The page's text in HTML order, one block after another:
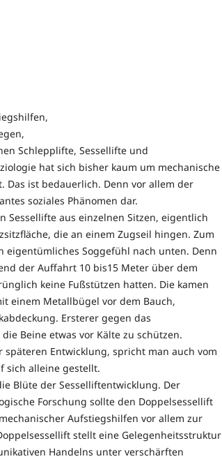
Schlepplifte, Sessellifte und
hat sich bisher kaum um mechanische
Das ist bedauerlich. Denn vor allem der
soziales Phänomen dar.
Sessellifte aus einzelnen Sitzen, eigentlich
die an einem Zugseil hingen. Zum
eigentümliches Soggefühl nach unten. Denn
der Auffahrt 10 bis15 Meter über dem
keine Fußstützen hatten. Die kamen
einem Metallbügel vor dem Bauch,
Ersterer gegen das
Beine etwas vor Kälte zu schützen.
späteren Entwicklung, spricht man auch vom
sich alleine gestellt.
Blüte der Sesselliftentwicklung. Der
Forschung sollte den Doppelsessellift
Aufstiegshilfen vor allem zur
stellt eine Gelegenheitsstruktur
Handelns unter verschärften